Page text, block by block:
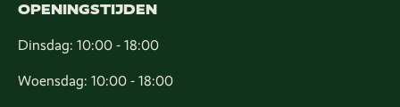
OPENINGSTIJDEN
Dinsdag: 10:00 - 18:00
Woensdag: 10:00 - 18:00